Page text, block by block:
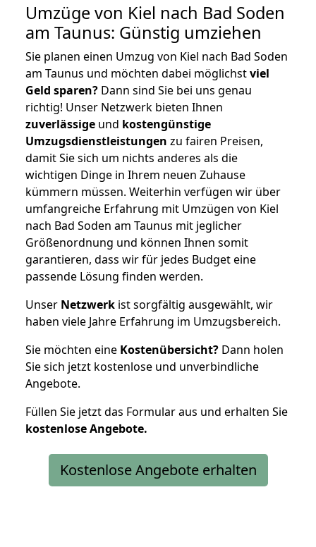
Umzüge von Kiel nach Bad Soden
am Taunus: Günstig umziehen
Sie planen einen Umzug von Kiel nach Bad Soden
am Taunus und möchten dabei möglichstviel
Geld sparen? Dann sind Sie bei uns genau
richtig! Unser Netzwerk bieten Ihnen
zuverlässige und kostengünstige
Umzugsdienstleistungen zu fairen Preisen,
damit Sie sich um nichts anderes als die
wichtigen Dinge in Ihrem neuen Zuhause
kümmern müssen. Weiterhin verfügen wir über
umfangreiche Erfahrung mit Umzügen von Kiel
nach Bad Soden am Taunus mit jeglicher
Größenordnung und können Ihnen somit
garantieren, dass wir für jedes Budget eine
passende Lösung finden werden.
Unser Netzwerk ist sorgfältig ausgewählt, wir
haben viele Jahre Erfahrung im Umzugsbereich.
Sie möchten eine Kostenübersicht? Dann holen
Sie sich jetzt kostenlose und unverbindliche
Angebote.
Füllen Sie jetzt das Formular aus und erhalten Sie
kostenloseAngebote.
Kostenlose Angebote erhalten